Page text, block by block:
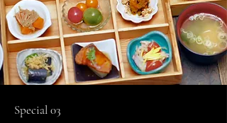
Special 03